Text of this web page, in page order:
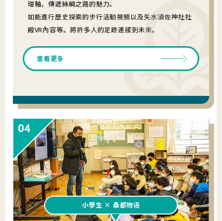
理軸，傳遞絲綢之路的魅力。
如能進行歷史探索的步行活動視頻以及矢水須佐神社社
殿VR內容等。將許多人的足跡連接到未來。
查看更多
小學生 × 桑都物语